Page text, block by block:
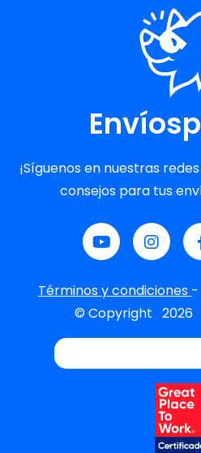
¡Síguenos en nuestras
consejos para tus
Términos y condiciones -
© Copyright 2026